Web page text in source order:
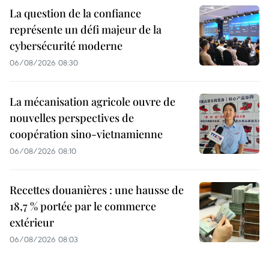
La question de la confiance
représente un défi majeur de la
cybersécurité moderne
06/08/2026 08:30
La mécanisation agricole ouvre de
nouvelles perspectives de
coopération sino-vietnamienne
06/08/2026 08:10
Recettes douanières : une hausse de
18,7 % portée par le commerce
extérieur
06/08/2026 08:03